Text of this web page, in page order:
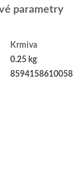
parametry
Krmiva
0.25 kg
8594158610058